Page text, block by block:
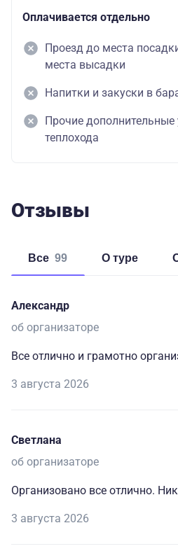
Оплачивается отдельно
Проезд до места
места высадки
Напитки и закуски в
Прочие дополнительные
теплохода
Отзывы
Все 99 о туре
Александр
об организаторе
Все отлично и грамотно
3 августа 2026
Светлана
об организаторе
Организовано все отлично.
3 августа 2026